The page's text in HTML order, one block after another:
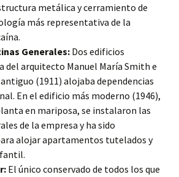
metálica y cerramiento de
más representativa de la
Generales: Dos edificios
del arquitecto Manuel María Smith e
(1911) alojaba dependencias
En el edificio más moderno (1946),
en mariposa, se instalaron las
de la empresa y ha sido
alojar apartamentos tutelados y
El único conservado de todos los que